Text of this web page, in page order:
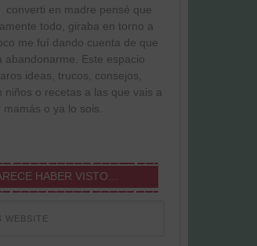
converti en madre pensé que
todo, giraba en torno a
me fuí dando cuenta de que
abandonarme. Este espacio
ideas, trucos, consejos,
niños o recetas a las que vais a
mamás o ya lo sois.
HABER VISTO…